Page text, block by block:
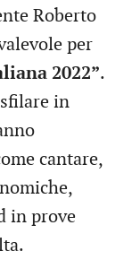
Roberto
per
2022”.
in
cantare,
in prove